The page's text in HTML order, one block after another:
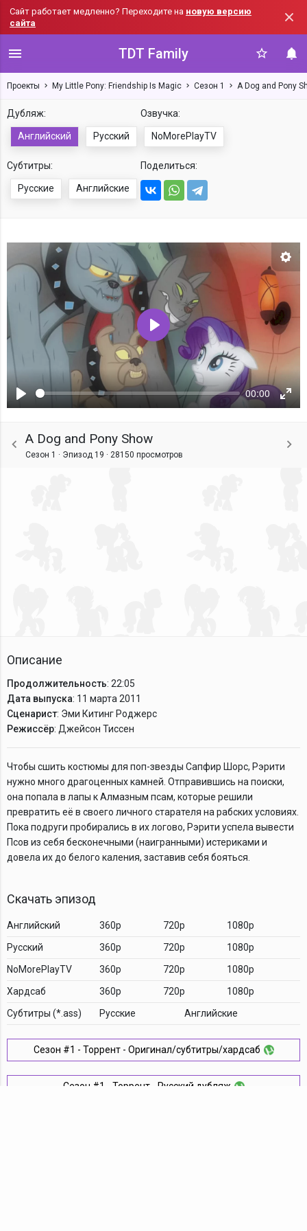
Сайт работает медленно? Переходите на новую версию
сайта
TDT Family
Проекты My Little Pony: Friendship Is Magic Сезон 1 A Dog and Pony
Дубляж:
Английский Русский
Озвучка:
NoMorePlayTV
Субтитры:
Русские Английские
Поделиться:
Воспроизвести
00:00
Воспроизвести
A Dog and Pony Show
Сезон 1 · Эпизод 19 · 28150 просмотров
Описание
Продолжительность: 22:05
Дата выпуска: 11 марта 2011
Сценарист: Эми Китинг Роджерс
Режиссёр: Джейсон Тиссен
Чтобы сшить костюмы для поп-звезды Сапфир Шорс, Рэрити
нужно много драгоценных камней. Отправившись на поиски,
она попала в лапы к Алмазным псам, которые решили
превратить её в своего личного старателя на рабских условиях.
Пока подруги пробирались в их логово, Рэрити успела вывести
Псов из себя бесконечными (наигранными) истериками и
довела их до белого каления, заставив себя бояться.
Скачать эпизод
Английский 360p 720p
1080p
Русский
360p 720p
1080p
NoMorePlayTV
360p 720p
1080p
Хардсаб
360p 720p
1080p
Cубтитры (*.ass)
Русские Английские
Сезон #1 - Торрент - Оригинал/субтитры/хардсаб
Сезон #1 - Торрент - Русский дубляж